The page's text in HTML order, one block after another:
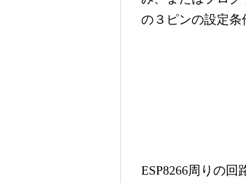
の３ピンの設定条
ESP8266周りの